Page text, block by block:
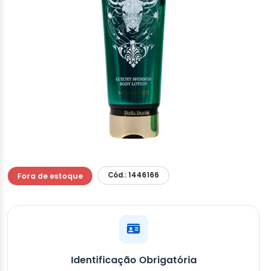
Fora de estoque Cód.: 1446166
Identificação Obrigatória